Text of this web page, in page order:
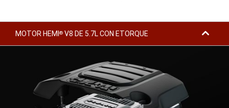
MOTOR HEMI ® V8 DE 5.7L CON ETORQUE